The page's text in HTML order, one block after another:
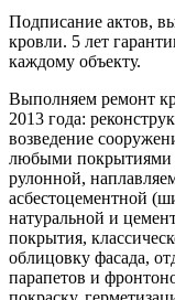
Подписание актов,
кровли. 5 лет
каждому объекту.
Выполняем ремонт
2013 года:
возведение
любыми покрытиями
рулонной,
асбестоцементной
натуральной и
покрытия,
облицовку фасада,
парапетов и